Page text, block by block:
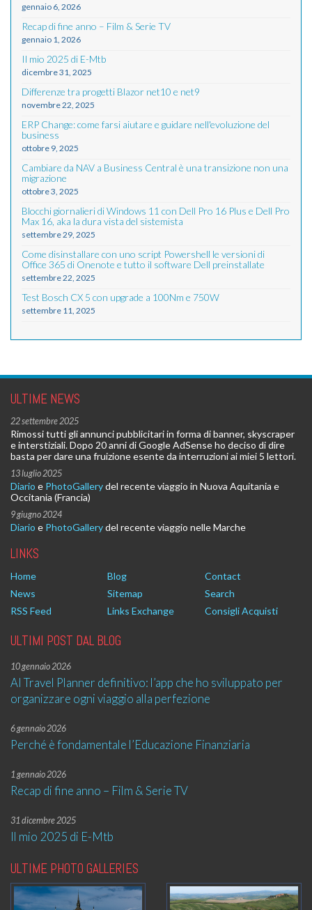
gennaio 6, 2026
Recap di fine anno – Film & Serie TV
gennaio 1, 2026
Il mio 2025 di E-Mtb
dicembre 31, 2025
Differenze tra progetti Blazor net10 e net9
novembre 22, 2025
ERP Change: come farsi aiutare e guidare nell'evoluzione del
business
ottobre 9, 2025
Cambiare da NAV a Business Central è una transizione non una
migrazione
ottobre 3, 2025
Blocchi giornalieri di Windows 11 con Dell Pro 16 Plus e Dell Pro
Max 16, aka la dura vista del sistemista
settembre 29, 2025
Come disinstallare con uno script Powershell le versioni di
Office 365 di Onenote e tutto il software Dell preinstallate
settembre 22, 2025
Test Bosch CX 5 con upgrade a 100Nm e 750W
settembre 11, 2025
ULTIME NEWS
22 settembre 2025
Rimossi tutti gli annunci pubblicitari in forma di banner, skyscraper
e interstiziali. Dopo 20 anni di Google AdSense ho deciso di dire
basta per dare una fruizione esente da interruzioni ai miei 5 lettori.
13 luglio 2025
Diario e PhotoGallerydel recente viaggio in Nuova Aquitania e
Occitania (Francia)
9 giugno 2024
Diario e PhotoGallerydel recente viaggio nelle Marche
LINKS
Home Blog
Contact
News
Sitemap
Search
RSS Feed
Links Exchange Consigli Acquisti
ULTIMI POST DAL BLOG
10 gennaio 2026
AI Travel Planner definitivo: l’app che ho sviluppato per
organizzare ogni viaggio alla perfezione
6 gennaio 2026
Perché è fondamentale l’Educazione Finanziaria
1 gennaio 2026
Recap di fine anno – Film & Serie TV
31 dicembre 2025
Il mio 2025 di E-Mtb
ULTIME PHOTO GALLERIES